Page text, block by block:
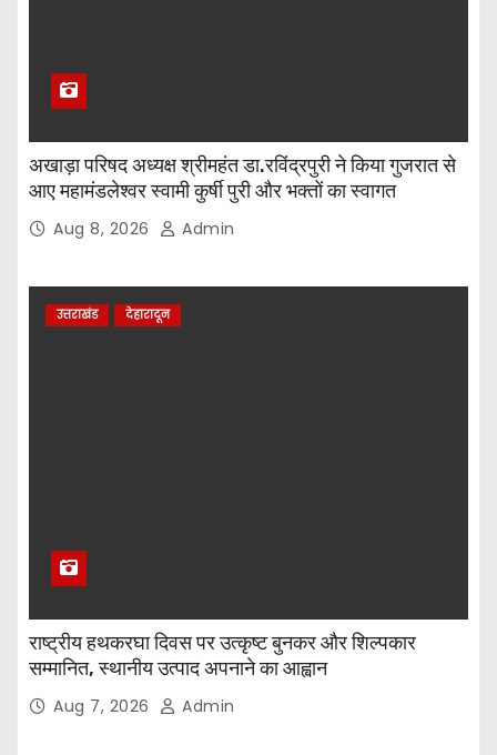
अखाड़ा परिषद अध्यक्ष श्रीमहंत डा.रविंद्रपुरी ने किया गुजरात से
आए महामंडलेश्वर स्वामी कुर्षी पुरी और भक्तों का स्वागत
Aug 8, 2026 Admin
उत्तराखंड देहारादून
राष्ट्रीय हथकरघा दिवस पर उत्कृष्ट बुनकर और शिल्पकार
सम्मानित, स्थानीय उत्पाद अपनाने का आह्वान
Aug 7, 2026 Admin